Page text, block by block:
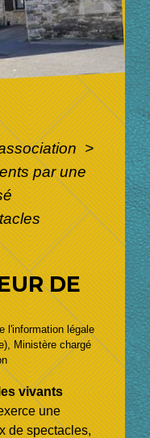
>
par une
DE
l'information légale
Ministère chargé
vivants
une
de spectacles,